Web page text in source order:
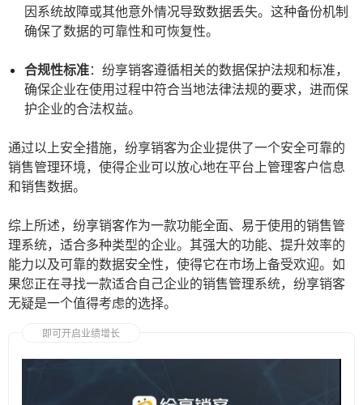
因系统故障或其他意外情况导致数据丢失。这种备份机制
确保了数据的可靠性和可恢复性。
合规性标准：纷享销客遵循相关的数据保护法规和标准，
确保企业在使用过程中符合当地法律法规的要求，进而保
护企业的合法权益。
通过以上安全措施，纷享销客为企业提供了一个安全可靠的
销售管理环境，使得企业可以放心地在平台上管理客户信息
和销售数据。
综上所述，纷享销客作为一款功能全面、易于使用的销售管
理系统，适合多种类型的企业。其强大的功能、提升效率的
能力以及可靠的数据安全性，使得它在市场上备受欢迎。如
果您正在寻找一款适合自己企业的销售管理系统，纷享销客
无疑是一个值得考虑的选择。
即可开启业绩增长